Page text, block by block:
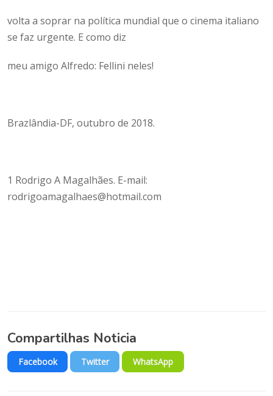
volta a soprar na política mundial que o cinema italiano
se faz urgente. E como diz
meu amigo Alfredo: Fellini neles!
Brazlândia-DF, outubro de 2018.
1 Rodrigo A Magalhães. E-mail:
rodrigoamagalhaes@hotmail.com
Compartilhas Noticia
Facebook Twitter WhatsApp